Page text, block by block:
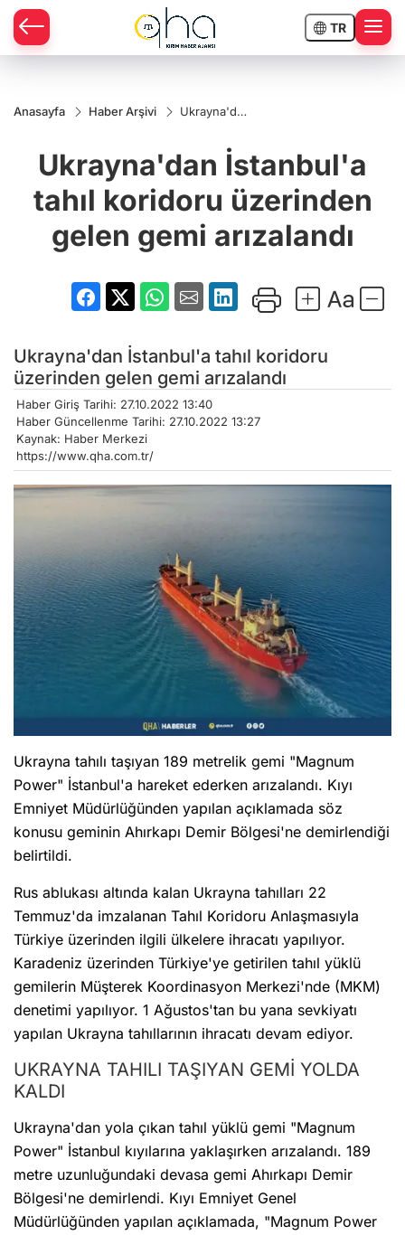
TR
Anasayfa Haber Arşivi
Ukrayna'dan
koridoru
üzerinden
arızalandı
Ukrayna'dan İstanbul'a
tahıl koridoru üzerinden
gelen gemi arızalandı
Ukrayna'dan İstanbul'a tahıl koridoru
üzerinden gelen gemi arızalandı
Haber Giriş Tarihi: 27.10.2022 13:40
Haber Güncellenme Tarihi: 27.10.2022 13:27
Kaynak: Haber Merkezi
https://www.qha.com.tr/
Ukrayna tahılı taşıyan 189 metrelik gemi "Magnum
Power" İstanbul'a hareket ederken arızalandı. Kıyı
Emniyet Müdürlüğünden yapılan açıklamada söz
konusu geminin Ahırkapı Demir Bölgesi'ne demirlendiği
belirtildi.
Rus ablukası altında kalan Ukrayna tahılları 22
Temmuz'da imzalanan Tahıl Koridoru Anlaşmasıyla
Türkiye üzerinden ilgili ülkelere ihracatı yapılıyor.
Karadeniz üzerinden Türkiye'ye getirilen tahıl yüklü
gemilerin Müşterek Koordinasyon Merkezi'nde (MKM)
denetimi yapılıyor. 1 Ağustos'tan bu yana sevkiyatı
yapılan Ukrayna tahıllarının ihracatı devam ediyor.
UKRAYNA TAHILI TAŞIYAN GEMİ YOLDA
KALDI
Ukrayna'dan yola çıkan tahıl yüklü gemi "Magnum
Power" İstanbul kıyılarına yaklaşırken arızalandı. 189
metre uzunluğundaki devasa gemi Ahırkapı Demir
Bölgesi'ne demirlendi. Kıyı Emniyet Genel
Müdürlüğünden yapılan açıklamada, "Magnum Power